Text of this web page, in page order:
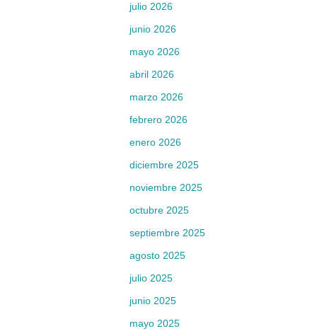
julio 2026
junio 2026
mayo 2026
abril 2026
marzo 2026
febrero 2026
enero 2026
diciembre 2025
noviembre 2025
octubre 2025
septiembre 2025
agosto 2025
julio 2025
junio 2025
mayo 2025